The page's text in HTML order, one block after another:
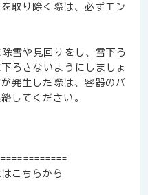
取り除く際は、必ずエン
雪や見回りをし、雪下ろ
ろさないようにしましょ
発生した際は、容器のバ
してください。
こちらから